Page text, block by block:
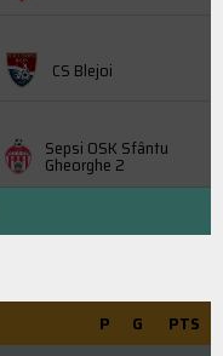
CS Blejoi
Sepsi OSK Sfântu
Gheorghe 2
P G
PTS